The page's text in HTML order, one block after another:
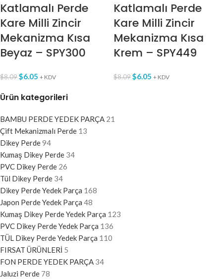
Ürün kategorileri
BAMBU PERDE YEDEK PARÇA 21
Çift Mekanizmalı Perde 13
Dikey Perde94
Kumaş Dikey Perde 34
PVC Dikey Perde 26
Tül Dikey Perde 34
Dikey Perde Yedek Parça 168
Japon Perde Yedek Parça 48
Kumaş Dikey Perde Yedek Parça 123
PVC Dikey Perde Yedek Parça 136
TÜL Dikey Perde Yedek Parça 110
FIRSAT ÜRÜNLERİ 5
FON PERDE YEDEK PARÇA 34
Jaluzi Perde 78
Katlamalı Perde
Kare Milli Zincir
Mekanizma Kısa
Beyaz – SPY300
$8.09$6.05 + KDV
Katlamalı Perde
Kare Milli Zincir
Mekanizma Kısa
Krem – SPY449
$8.09$6.05 + KDV